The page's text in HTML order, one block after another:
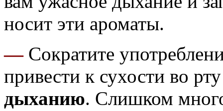
носит эти ароматы.
— Сократите
привести к сухости во
дыханию. Слишком